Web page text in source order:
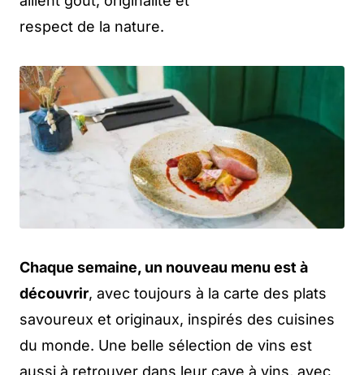
respect de la nature.
Chaque semaine, un nouveau menu est à
découvrir, avec toujours à la carte des plats
savoureux et originaux, inspirés des cuisines
du monde. Une belle sélection de vins est
aussi à retrouver dans leur cave à vins, avec